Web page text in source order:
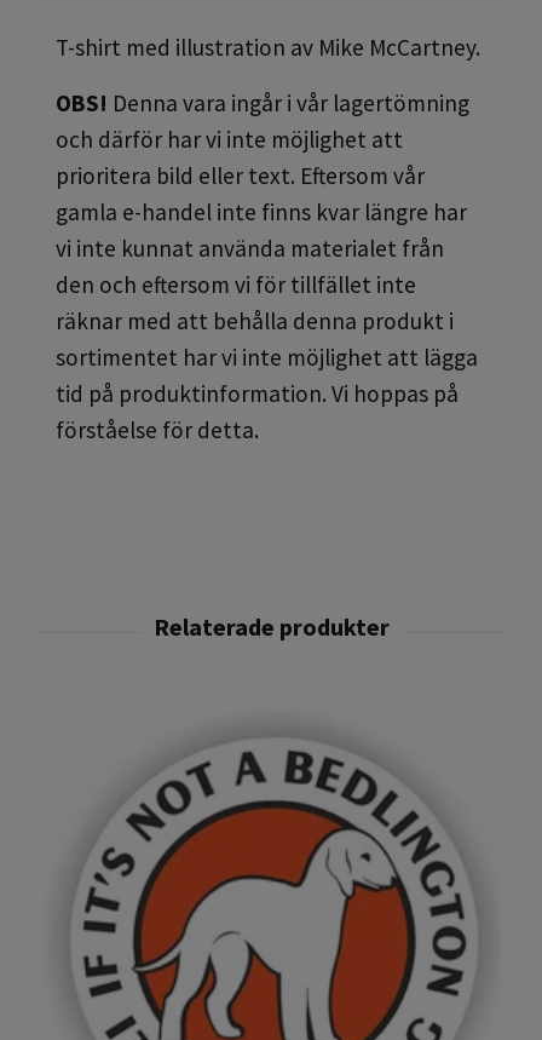
T-shirt med illustration av Mike McCartney.
OBS! Denna vara ingår i vår lagertömning
och därför har vi inte möjlighet att
prioritera bild eller text. Eftersom vår
gamla e-handel inte finns kvar längre har
vi inte kunnat använda materialet från
den och eftersom vi för tillfället inte
räknar med att behålla denna produkt i
sortimentet har vi inte möjlighet att lägga
tid på produktinformation. Vi hoppas på
förståelse för detta.